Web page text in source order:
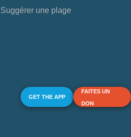
Suggérer une plage
GET THE APP
FAITES UN
DON